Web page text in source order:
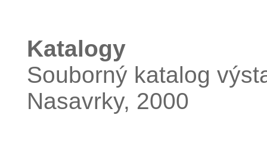
Katalogy
Souborný katalog
Nasavrky, 2000